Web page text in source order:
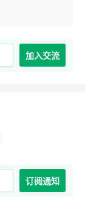
加入交流
订阅通知